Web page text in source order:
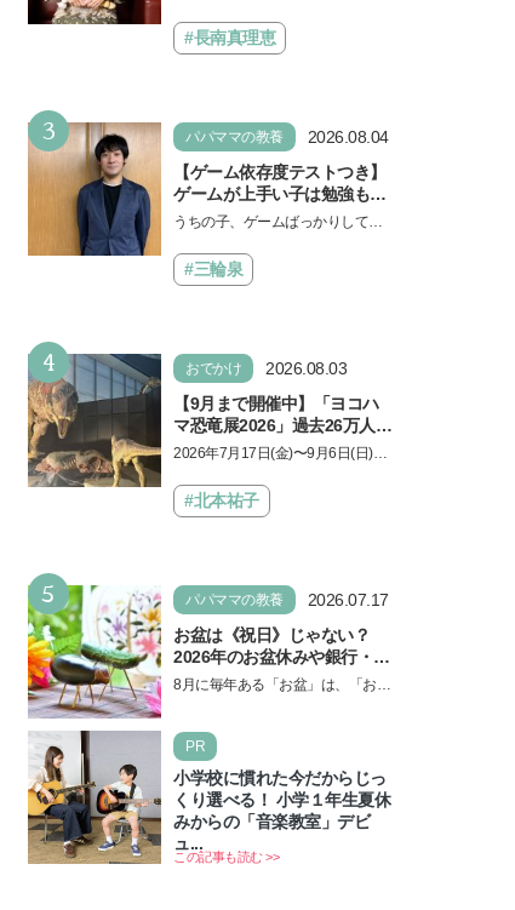
『パウ・パトロール ザ・ダイ
ノ・ムービー』ではあきらめ
の劇場版シリーズ第3弾、映画『パ
ウ・パトロール ザ…
#長南真理恵
3 パパママの教養
2026.08.04
【ゲーム依存度テストつき】
ゲームが上手い子は勉強もで
きる？御三家中高卒でゲーマ
えるゲームしながら受験で勝
つためのメソッド
うちの子、ゲームばっかりしてい
言し、子どもとトラブルになる家
庭は多いもの。でも…
#三輪泉
4 おでかけ
2026.08.03
【9月まで開催中】「ヨコハ
マ恐竜展2026」過去26万人を
動員した恐竜展が9年ぶりに
しむポイントを完全ガイド
2026年7月17日(金)〜9月6日(日)、
「ヨコハマ恐竜展2026〜恐竜の食
卓大図鑑〜」が開催…
#北本祐子
5 パパママの教養
2026.07.17
お盆は《祝日》じゃない？
2026年のお盆休みや銀行・役
所の営業や交通機関情報も紹
8月に毎年ある「お盆」は、「お盆
ずは2026年のお盆…
PR
小学校に慣れた今だからじっ
くり選べる！ 小学１年生夏休
みからの「音楽教室」デビ
ュ...
この記事も読む >>